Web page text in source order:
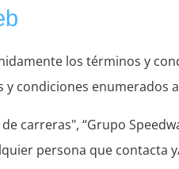
los términos y
y condiciones enumerados
carreras", “Grupo
persona que contacta